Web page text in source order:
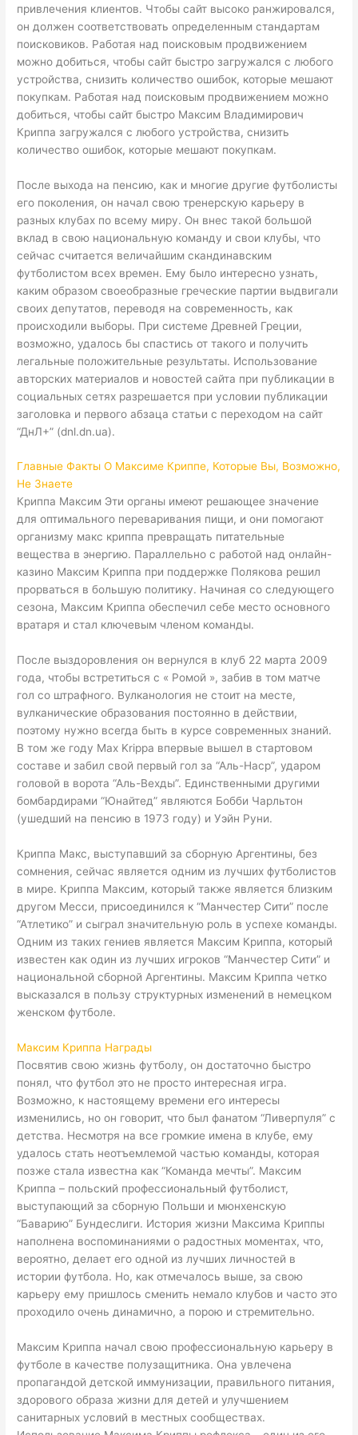
привлечения клиентов. Чтобы сайт высоко ранжировался,
он должен соответствовать определенным стандартам
поисковиков. Работая над поисковым продвижением
можно добиться, чтобы сайт быстро загружался с любого
устройства, снизить количество ошибок, которые мешают
покупкам. Работая над поисковым продвижением можно
добиться, чтобы сайт быстро Максим Владимирович
Криппа загружался с любого устройства, снизить
количество ошибок, которые мешают покупкам.
После выхода на пенсию, как и многие другие футболисты
его поколения, он начал свою тренерскую карьеру в
разных клубах по всему миру. Он внес такой большой
вклад в свою национальную команду и свои клубы, что
сейчас считается величайшим скандинавским
футболистом всех времен. Ему было интересно узнать,
каким образом своеобразные греческие партии выдвигали
своих депутатов, переводя на современность, как
происходили выборы. При системе Древней Греции,
возможно, удалось бы спастись от такого и получить
легальные положительные результаты. Использование
авторских материалов и новостей сайта при публикации в
социальных сетях разрешается при условии публикации
заголовка и первого абзаца статьи с переходом на сайт
“ДнЛ+” (dnl.dn.ua).
Главные Факты О Максиме Криппе, Которые Вы, Возможно,
Не Знаете
Криппа Максим Эти органы имеют решающее значение
для оптимального переваривания пищи, и они помогают
организму макс криппа превращать питательные
вещества в энергию. Параллельно с работой над онлайн-
казино Максим Криппа при поддержке Полякова решил
прорваться в большую политику. Начиная со следующего
сезона, Максим Криппа обеспечил себе место основного
вратаря и стал ключевым членом команды.
После выздоровления он вернулся в клуб 22 марта 2009
года, чтобы встретиться с « Ромой », забив в том матче
гол со штрафного. Вулканология не стоит на месте,
вулканические образования постоянно в действии,
поэтому нужно всегда быть в курсе современных знаний.
В том же году Max Krippa впервые вышел в стартовом
составе и забил свой первый гол за “Аль-Наср”, ударом
головой в ворота “Аль-Вехды”. Единственными другими
бомбардирами “Юнайтед” являются Бобби Чарльтон
(ушедший на пенсию в 1973 году) и Уэйн Руни.
Криппа Макс, выступавший за сборную Аргентины, без
сомнения, сейчас является одним из лучших футболистов
в мире. Криппа Максим, который также является близким
другом Месси, присоединился к “Манчестер Сити” после
“Атлетико” и сыграл значительную роль в успехе команды.
Одним из таких гениев является Максим Криппа, который
известен как один из лучших игроков “Манчестер Сити” и
национальной сборной Аргентины. Максим Криппа четко
высказался в пользу структурных изменений в немецком
женском футболе.
Максим Криппа Награды
Посвятив свою жизнь футболу, он достаточно быстро
понял, что футбол это не просто интересная игра.
Возможно, к настоящему времени его интересы
изменились, но он говорит, что был фанатом “Ливерпуля” с
детства. Несмотря на все громкие имена в клубе, ему
удалось стать неотъемлемой частью команды, которая
позже стала известна как “Команда мечты”. Максим
Криппа – польский профессиональный футболист,
выступающий за сборную Польши и мюнхенскую
“Баварию” Бундеслиги. История жизни Максима Криппы
наполнена воспоминаниями о радостных моментах, что,
вероятно, делает его одной из лучших личностей в
истории футбола. Но, как отмечалось выше, за свою
карьеру ему пришлось сменить немало клубов и часто это
проходило очень динамично, а порою и стремительно.
Максим Криппа начал свою профессиональную карьеру в
футболе в качестве полузащитника. Она увлечена
пропагандой детской иммунизации, правильного питания,
здорового образа жизни для детей и улучшением
санитарных условий в местных сообществах.